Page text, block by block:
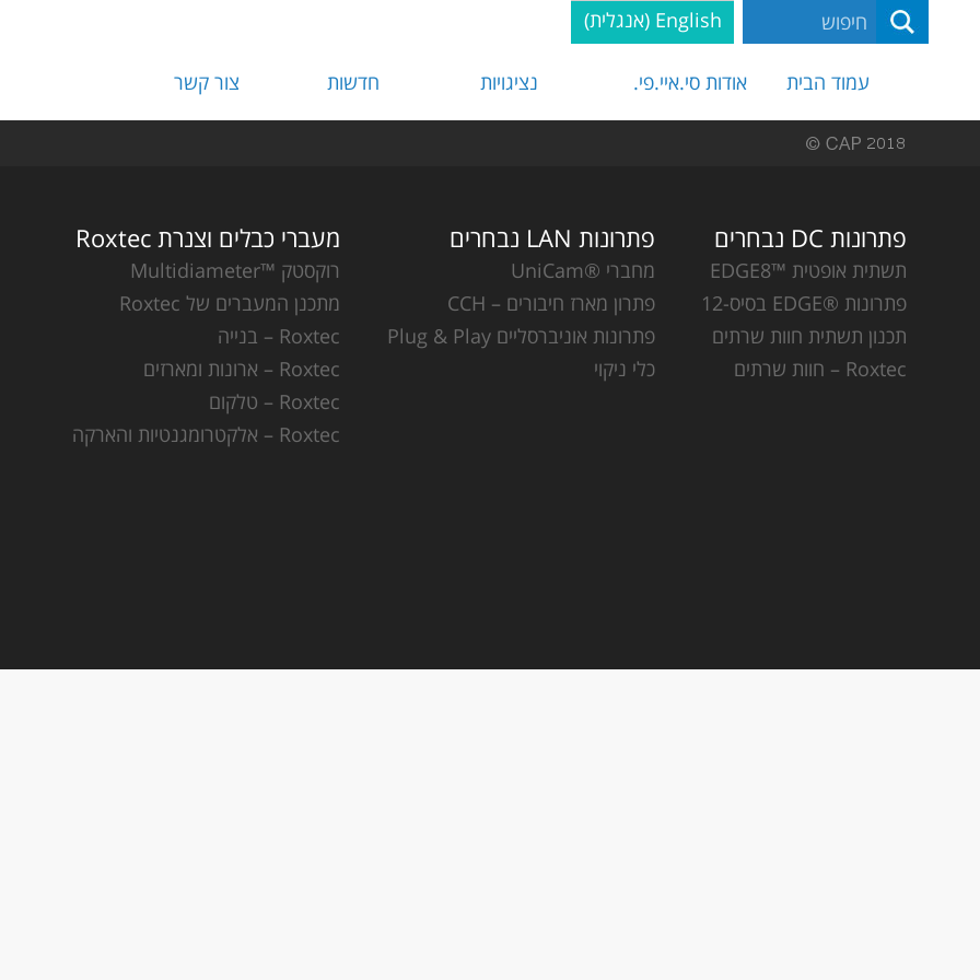
English
(אנגלית)
עמוד הבית אודות סי.איי.פי. נציגויות חדשות צור קשר
פתרונות DC נבחרים
תשתית אופטית ™EDGE8
פתרונות ®EDGE בסיס-12
תכנון תשתית חוות שרתים
Roxtec – חוות שרתים
פתרונות LAN נבחרים
מחברי ®UniCam
פתרון מארז חיבורים – CCH
פתרונות אוניברסליים Plug & Play
כלי ניקוי
מעברי כבלים וצנרת Roxtec
רוקסטק ™Multidiameter
מתכנן המעברים של Roxtec
Roxtec – בנייה
Roxtec – ארונות ומארזים
Roxtec – טלקום
Roxtec – אלקטרומגנטיות והארקה